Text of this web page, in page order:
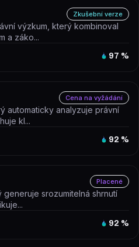
Zkušební verze
výzkum, který kombinoval
a záko...
97 %
Cena na vyžádání
automaticky analyzuje právní
kl...
92 %
Placené
generuje srozumitelná shrnutí
92 %